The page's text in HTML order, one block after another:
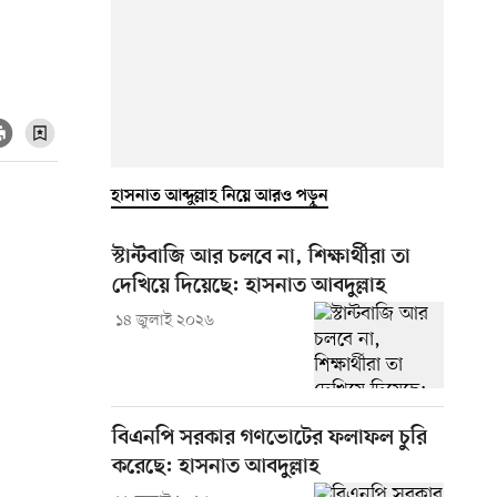
হাসনাত আব্দুল্লাহ নিয়ে আরও পড়ুন
স্টান্টবাজি আর চলবে না, শিক্ষার্থীরা তা
দেখিয়ে দিয়েছে: হাসনাত আবদুল্লাহ
১৪ জুলাই ২০২৬
বিএনপি সরকার গণভোটের ফলাফল চুরি
করেছে: হাসনাত আবদুল্লাহ